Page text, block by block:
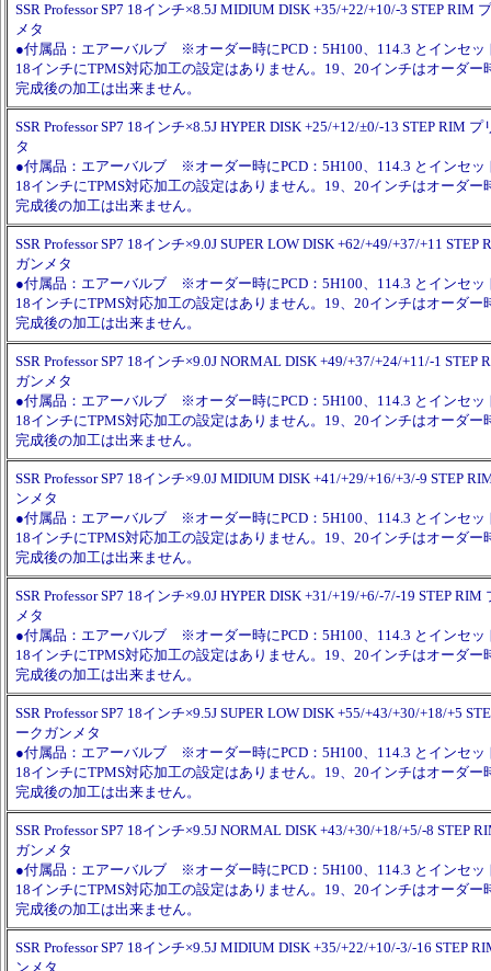
SSR Professor SP7 18インチ×8.5J MIDIUM DISK +35/+22/+10/-3 STEP RIM
メタ
●付属品：エアーバルブ ※オーダー時にPCD：5H100、114.3 とインセッ
18インチにTPMS対応加工の設定はありません。19、20インチはオーダー
完成後の加工は出来ません。
SSR Professor SP7 18インチ×8.5J HYPER DISK +25/+12/±0/-13 STEP RIM
タ
●付属品：エアーバルブ ※オーダー時にPCD：5H100、114.3 とインセッ
18インチにTPMS対応加工の設定はありません。19、20インチはオーダー
完成後の加工は出来ません。
SSR Professor SP7 18インチ×9.0J SUPER LOW DISK +62/+49/+37/+11
ガンメタ
●付属品：エアーバルブ ※オーダー時にPCD：5H100、114.3 とインセッ
18インチにTPMS対応加工の設定はありません。19、20インチはオーダー
完成後の加工は出来ません。
SSR Professor SP7 18インチ×9.0J NORMAL DISK +49/+37/+24/+11/-1 STEP
ガンメタ
●付属品：エアーバルブ ※オーダー時にPCD：5H100、114.3 とインセッ
18インチにTPMS対応加工の設定はありません。19、20インチはオーダー
完成後の加工は出来ません。
SSR Professor SP7 18インチ×9.0J MIDIUM DISK +41/+29/+16/+3/-9 STEP
ンメタ
●付属品：エアーバルブ ※オーダー時にPCD：5H100、114.3 とインセッ
18インチにTPMS対応加工の設定はありません。19、20インチはオーダー
完成後の加工は出来ません。
SSR Professor SP7 18インチ×9.0J HYPER DISK +31/+19/+6/-7/-19 STEP
メタ
●付属品：エアーバルブ ※オーダー時にPCD：5H100、114.3 とインセッ
18インチにTPMS対応加工の設定はありません。19、20インチはオーダー
完成後の加工は出来ません。
SSR Professor SP7 18インチ×9.5J SUPER LOW DISK +55/+43/+30/+18/+5
ークガンメタ
●付属品：エアーバルブ ※オーダー時にPCD：5H100、114.3 とインセッ
18インチにTPMS対応加工の設定はありません。19、20インチはオーダー
完成後の加工は出来ません。
SSR Professor SP7 18インチ×9.5J NORMAL DISK +43/+30/+18/+5/-8 STEP
ガンメタ
●付属品：エアーバルブ ※オーダー時にPCD：5H100、114.3 とインセッ
18インチにTPMS対応加工の設定はありません。19、20インチはオーダー
完成後の加工は出来ません。
SSR Professor SP7 18インチ×9.5J MIDIUM DISK +35/+22/+10/-3/-16 STEP
ンメタ